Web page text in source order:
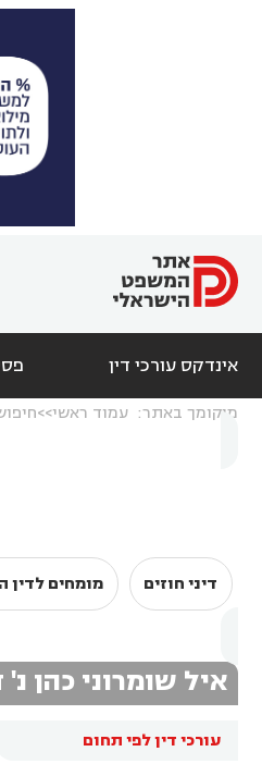
אינדקס עורכי דין
מיקומך באתר: עמוד ראשי
דיני חוזים מומחים לדין
איל שומרוני כהן
עורכי דין לפי תחום